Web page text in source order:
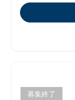
募集終了